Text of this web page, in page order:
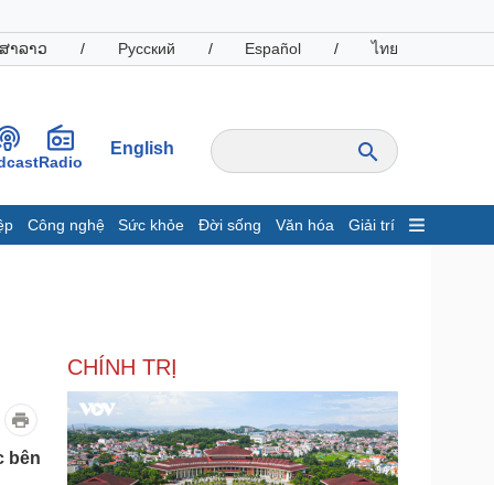
າລາວ / Русский / Español / ไทย
Radio
English
Công nghệ Sức khỏe Đời sống Văn hóa Giải trí
Giá cà phê
nghiệp
Công nghệ
bên
CHÍNH TRỊ